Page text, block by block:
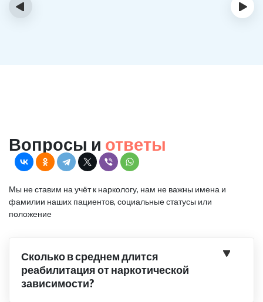
‹ ›
Вопросы и ответы
Мы не ставим на учёт к наркологу, нам не важны имена и
фамилии наших пациентов, социальные статусы или
положение
Сколько в среднем длится
реабилитация от наркотической
зависимости?